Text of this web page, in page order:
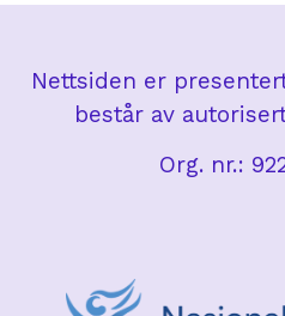
Nettsiden er
består av
Org. nr.: